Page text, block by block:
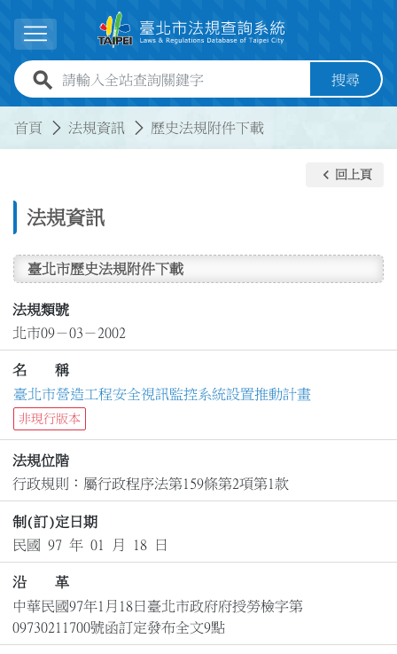
展開選單
全站查詢關鍵字欄位 搜尋
首頁 法規資訊 歷史法規附件下載
法規資訊
keyboard_arrow_left 回上頁
臺北市歷史法規附件下載
法規類號
北市09－03－2002
名 稱
臺北市營造工程安全視訊監控系統設置推動計畫
非現行版本
法規位階
行政規則：屬行政程序法第159條第2項第1款
制(訂)定日期
民國 97 年 01 月 18 日
沿 革
中華民國97年1月18日臺北市政府府授勞檢字第
09730211700號函訂定發布全文9點